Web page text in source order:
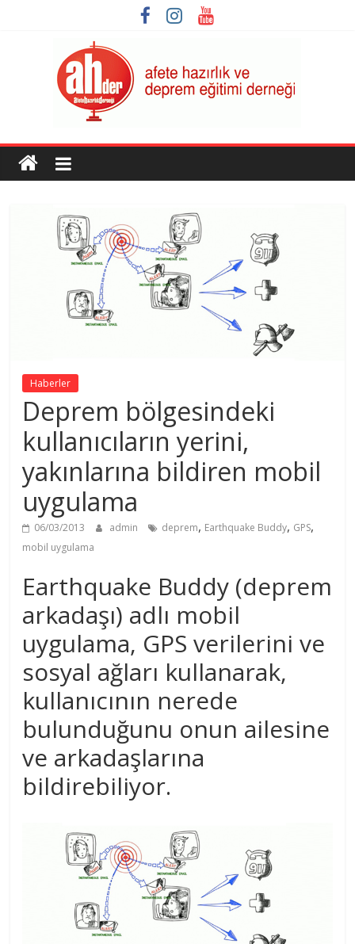
AHDER
Afete
Deprem
Haberler
Deprem bölgesindeki
kullanıcıların yerini,
yakınlarına bildiren mobil
uygulama
06/03/2013 admin deprem, Earthquake Buddy, GPS,
mobil uygulama
Earthquake Buddy (deprem
arkadaşı) adlı mobil
uygulama, GPS verilerini ve
sosyal ağları kullanarak,
kullanıcının nerede
bulunduğunu onun ailesine
ve arkadaşlarına
bildirebiliyor.